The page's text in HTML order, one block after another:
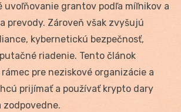
uvoľňovanie grantov podľa míľnikov a
prevody. Zároveň však zvyšujú
kybernetickú bezpečnosť,
riadenie. Tento článok
pre neziskové organizácie a
prijímať a používať krypto dary